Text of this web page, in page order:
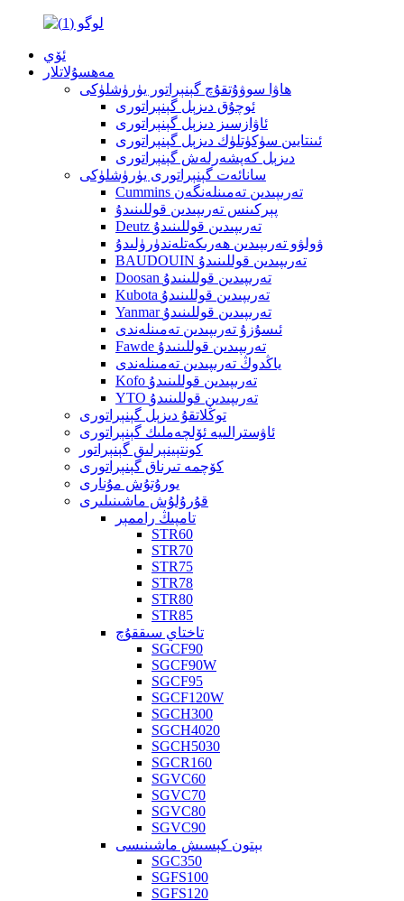
ئۆي
مەھسۇلاتلار
ھاۋا سوۋۇتقۇچ گېنېراتور يۈرۈشلۈكى
ئوچۇق دىزېل گېنېراتورى
ئاۋازسىز دىزېل گېنېراتورى
ئىنتايىن سۈكۈتلۈك دىزېل گېنېراتورى
دىزېل كەپشەرلەش گېنېراتورى
سانائەت گېنېراتورى يۈرۈشلۈكى
Cummins تەرىپىدىن تەمىنلەنگەن
پېركىنس تەرىپىدىن قوللىنىدۇ
Deutz تەرىپىدىن قوللىنىدۇ
ۋولۋو تەرىپىدىن ھەرىكەتلەندۈرۈلىدۇ
BAUDOUIN تەرىپىدىن قوللىنىدۇ
Doosan تەرىپىدىن قوللىنىدۇ
Kubota تەرىپىدىن قوللىنىدۇ
Yanmar تەرىپىدىن قوللىنىدۇ
ئىسۇزۇ تەرىپىدىن تەمىنلەندى
Fawde تەرىپىدىن قوللىنىدۇ
ياڭدوڭ تەرىپىدىن تەمىنلەندى
Kofo تەرىپىدىن قوللىنىدۇ
YTO تەرىپىدىن قوللىنىدۇ
توڭلاتقۇ دىزېل گېنېراتورى
ئاۋسترالىيە ئۆلچەملىك گېنېراتورى
كونتېينېرلىق گېنېراتور
كۆچمە تىرناق گېنېراتورى
يورۇتۇش مۇنارى
قۇرۇلۇش ماشىنىلىرى
تامپىڭ راممېر
STR60
STR70
STR75
STR78
STR80
STR85
تاختاي سىققۇچ
SGCF90
SGCF90W
SGCF95
SGCF120W
SGCH300
SGCH4020
SGCH5030
SGCR160
SGVC60
SGVC70
SGVC80
SGVC90
بېتون كېسىش ماشىنىسى
SGC350
SGFS100
SGFS120